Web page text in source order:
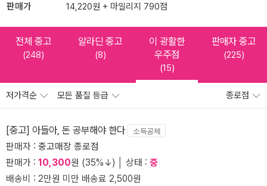
판매가 14,220원 + 마일리지 790점
전체 중고
(248)
알라딘 중고
(8)
이 광활한
우주점
(15)
판매자 중고
(225)
저가격순 모든 품질 등급 종로점
[중고] 아들아, 돈 공부해야 한다 소득공제
판매자 : 중고매장 종로점
판매가 : 10,300원 (35%↓) │ 상태 : 중
배송비 : 2만원 미만 배송료 2,500원